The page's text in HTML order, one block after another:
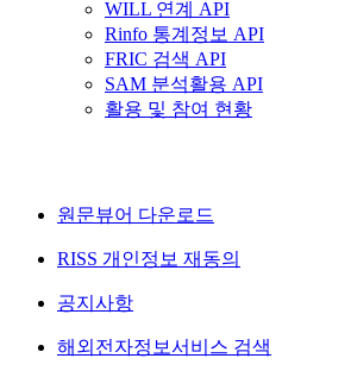
WILL 연계 API
Rinfo 통계정보 API
FRIC 검색 API
SAM 분석활용 API
활용 및 참여 현황
원문뷰어 다운로드
RISS 개인정보 재동의
공지사항
해외전자정보서비스 검색